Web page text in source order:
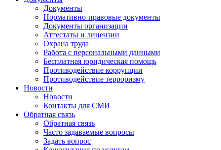
Документы
Нормативно-правовые документы
Документы организации
Аттестаты и лицензии
Охрана труда
Работа с персональными данными
Бесплатная юридическая помощь
Противодействие коррупции
Противодействие терроризму
Новости
Новости
Контакты для СМИ
Обратная связь
Обратная связь
Часто задаваемые вопросы
Задать вопрос